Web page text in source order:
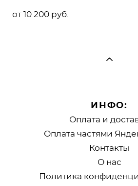
от 10 200 pуб.
ИНФО:
Оплата и
Оплата частями
Контакты
О нас
Политика